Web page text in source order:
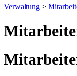
Verwaltung >